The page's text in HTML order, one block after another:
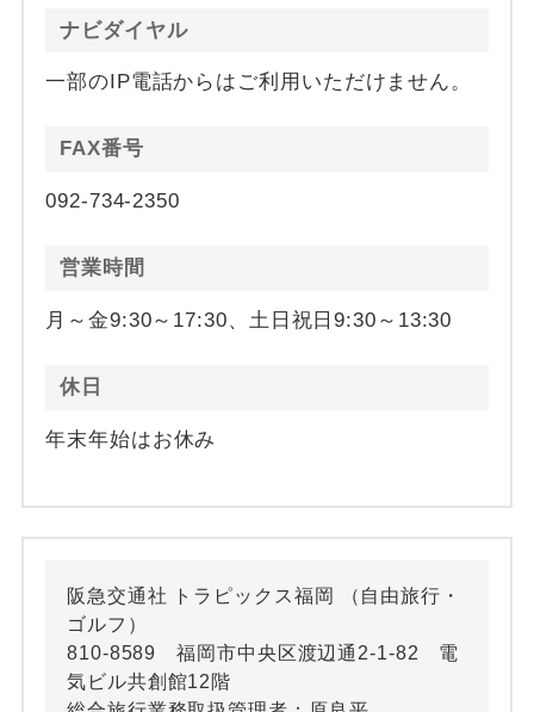
ナビダイヤル
一部のIP電話からはご利用いただけません。
FAX番号
092-734-2350
営業時間
月～金9:30～17:30、土日祝日9:30～13:30
休日
年末年始はお休み
阪急交通社 トラピックス福岡 （自由旅行・
ゴルフ）
810-8589 福岡市中央区渡辺通2-1-82 電
気ビル共創館12階